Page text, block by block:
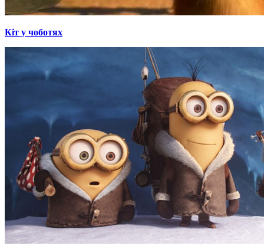
Кіт у чоботях